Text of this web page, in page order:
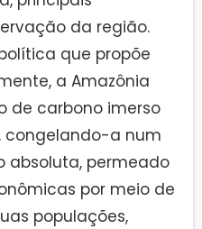
da região.
que propõe
a Amazônia
de carbono imerso
congelando-a num
absoluta, permeado
por meio de
populações,